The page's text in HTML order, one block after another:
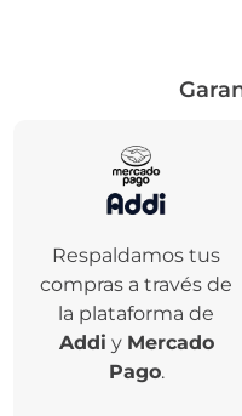
Respaldamos tus
compras a través de
la plataforma de
Addi y Mercado
Pago.